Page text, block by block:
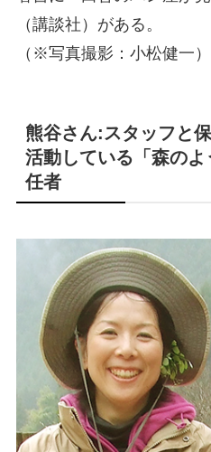
（講談社）がある。
（※写真撮影：小松健一）
熊谷さん:スタッフと
活動している「森の
任者